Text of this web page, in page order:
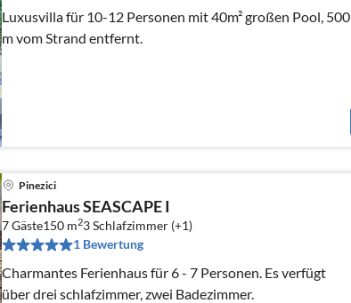
Luxusvilla für 10-12 Personen mit 40m² großen Pool, 500
m vom Strand entfernt.
Pinezici
Ferienhaus SEASCAPE I
7 Gäste150 m23Schlafzimmer (+1)
1 Bewertung
Charmantes Ferienhaus für 6 - 7 Personen. Es verfügt
über drei schlafzimmer, zwei Badezimmer.